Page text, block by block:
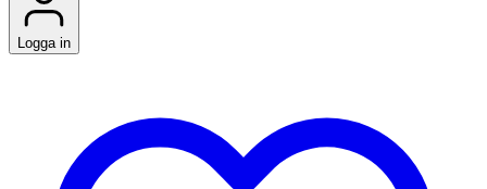
Logga in